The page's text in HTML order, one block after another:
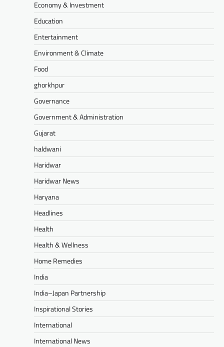
Economy & Investment
Education
Entertainment
Environment & Climate
Food
ghorkhpur
Governance
Government & Administration
Gujarat
haldwani
Haridwar
Haridwar News
Haryana
Headlines
Health
Health & Wellness
Home Remedies
India
India–Japan Partnership
Inspirational Stories
International
International News